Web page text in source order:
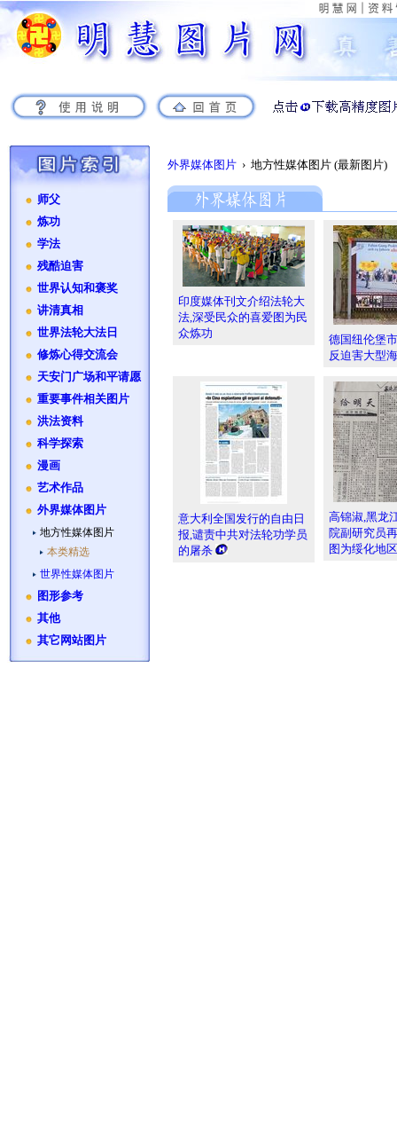
师父
炼功
学法
残酷迫害
世界认知和褒奖
讲清真相
世界法轮大法日
修炼心得交流会
天安门广场和平请愿
重要事件相关图片
洪法资料
科学探索
漫画
艺术作品
外界媒体图片
地方性媒体图片
本类精选
世界性媒体图片
图形参考
其他
其它网站图片
外界媒体图片 › 地方性媒体图片 (最新图片)
印度媒体刊文介绍法轮大
法,深受民众的喜爱图为民
众炼功
德国纽伦堡
反迫害大型
意大利全国发行的自由日
报,谴责中共对法轮功学员
的屠杀
高锦淑,黑龙
院副研究员
图为绥化地